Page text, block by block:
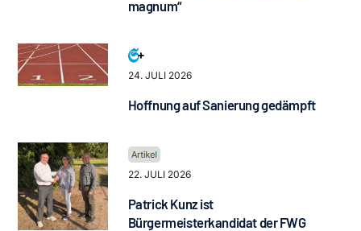
magnum“
24. JULI 2026
Hoffnung auf Sanierung gedämpft
22. JULI 2026
Patrick Kunz ist
Bürgermeisterkandidat der FWG